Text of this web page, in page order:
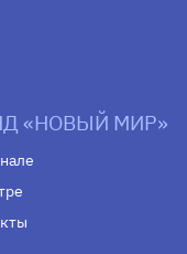
«НОВЫЙ МИР»